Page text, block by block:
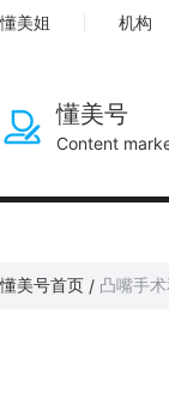
懂美姐 机构
懂美号
Content
懂美号首页 / 凸嘴手